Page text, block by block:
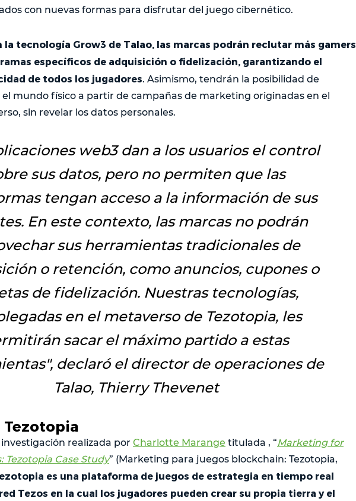
con nuevas formas para disfrutar del juego cibernético.
la tecnología Grow3 de Talao, las marcas podrán reclutar más gamers
específicos de adquisición o fidelización, garantizando el
de todos los jugadores. Asimismo, tendrán la posibilidad de
mundo físico a partir de campañas de marketing originadas en el
sin revelar los datos personales.
web3 dan a los usuarios el control
sus datos, pero no permiten que las
tengan acceso a la información de sus
En este contexto, las marcas no podrán
sus herramientas tradicionales de
o retención, como anuncios, cupones o
de fidelización. Nuestras tecnologías,
en el metaverso de Tezotopia, les
sacar el máximo partido a estas
", declaró el director de operaciones de
Talao, Thierry Thevenet
Tezotopia
realizada por Charlotte Marange titulada , “Marketing for
Tezotopia Case Study” (Marketing para juegos blockchain: Tezotopia,
es una plataforma de juegos de estrategia en tiempo real
Tezos en la cual los jugadores pueden crear su propia tierra y el